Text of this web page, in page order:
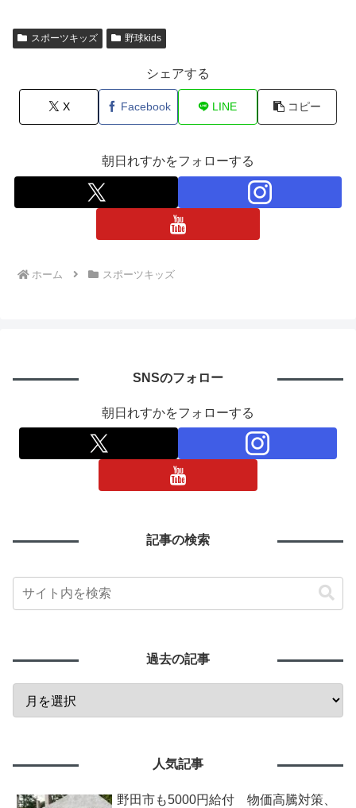
スポーツキッズ 野球kids
シェアする
X Facebook LINE コピー
朝日れすかをフォローする
ホーム スポーツキッズ
SNSのフォロー
朝日れすかをフォローする
記事の検索
過去の記事
人気記事
野田市も5000円給付 物価高騰対策、